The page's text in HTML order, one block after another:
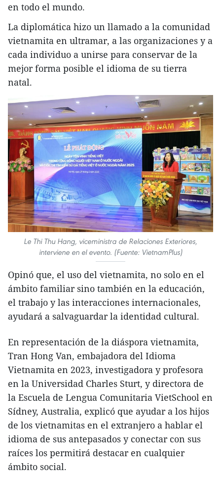
en todo el mundo.
La diplomática hizo un llamado a la comunidad
vietnamita en ultramar, a las organizaciones y a
cada individuo a unirse para conservar de la
mejor forma posible el idioma de su tierra
natal.
Le Thi Thu Hang, viceministra de Relaciones Exteriores,
interviene en el evento. (Fuente: VietnamPlus)
Opinó que, el uso del vietnamita, no solo en el
ámbito familiar sino también en la educación,
el trabajo y las interacciones internacionales,
ayudará a salvaguardar la identidad cultural.
En representación de la diáspora vietnamita,
Tran Hong Van, embajadora del Idioma
Vietnamita en 2023, investigadora y profesora
en la Universidad Charles Sturt, y directora de
la Escuela de Lengua Comunitaria VietSchool en
Sídney, Australia, explicó que ayudar a los hijos
de los vietnamitas en el extranjero a hablar el
idioma de sus antepasados y conectar con sus
raíces los permitirá destacar en cualquier
ámbito social.